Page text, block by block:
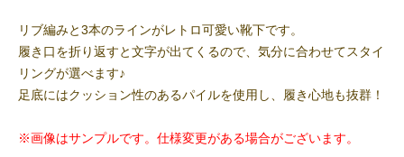
リブ編みと3本のラインがレトロ可愛い靴下です。
履き口を折り返すと文字が出てくるので、気分に合わせてスタイ
リングが選べます♪
足底にはクッション性のあるパイルを使用し、履き心地も抜群！
※画像はサンプルです。仕様変更がある場合がございます。